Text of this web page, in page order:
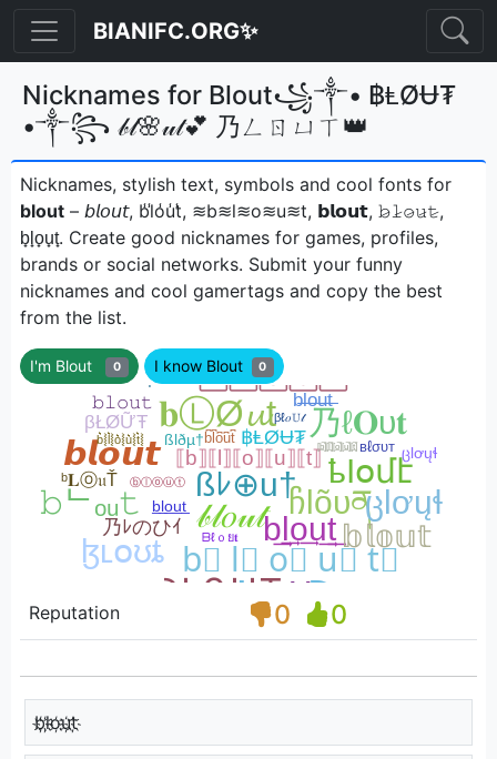
BIANIFC.ORG✨
Nicknames for Blout꧁༒• ฿ⱠØɄ₮
•༒꧂ 𝒷𝓁🌸𝓊𝓉💕 乃ㄥㄖㄩㄒ👑
Nicknames, stylish text, symbols and cool fonts for
blout – 𝘣𝘭𝘰𝘶𝘵, b̾l̾o̾u̾t̾, ≋b≋l≋o≋u≋t, 𝗯𝗹𝗼𝘂𝘁, 𝚋̷𝚕̷𝚘̷𝚞̷𝚝̷,
b̟l̟o̟u̟t̟ㅤ. Create good nicknames for games, profiles,
brands or social networks. Submit your funny
nicknames and cool gamertags and copy the best
from the list.
I'm Blout 0 I know Blout 0
Reputation 0 0
b҉l҉o҉u҉t҉